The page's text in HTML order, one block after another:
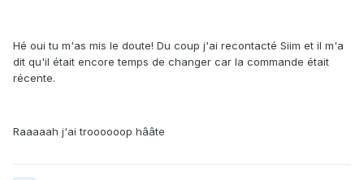
Hé oui tu m'as mis le doute! Du coup j'ai recontacté Siim et il m'a
dit qu'il était encore temps de changer car la commande était
récente.
Raaaaah j'ai troooooop hââte